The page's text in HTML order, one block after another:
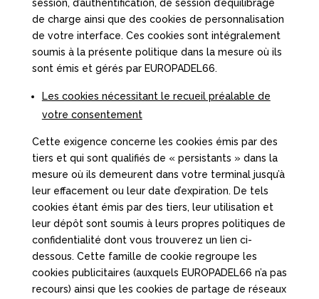
session, d’authentification, de session d’équilibrage
de charge ainsi que des cookies de personnalisation
de votre interface. Ces cookies sont intégralement
soumis à la présente politique dans la mesure où ils
sont émis et gérés par EUROPADEL66.
Les cookies nécessitant le recueil préalable de
votre consentement
Cette exigence concerne les cookies émis par des
tiers et qui sont qualifiés de « persistants » dans la
mesure où ils demeurent dans votre terminal jusqu’à
leur effacement ou leur date d’expiration. De tels
cookies étant émis par des tiers, leur utilisation et
leur dépôt sont soumis à leurs propres politiques de
confidentialité dont vous trouverez un lien ci-
dessous. Cette famille de cookie regroupe les
cookies publicitaires (auxquels EUROPADEL66 n’a pas
recours) ainsi que les cookies de partage de réseaux